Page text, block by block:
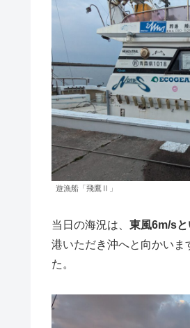
遊漁船「飛鷹Ⅱ」
当日の海況は、 東風6m/sと
港いただき沖へと向かいま
た。